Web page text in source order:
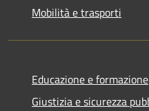
Mobilità e trasporti
Educazione e formazione
Giustizia e sicurezza